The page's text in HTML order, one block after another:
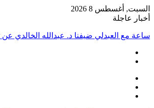
السبت, أغسطس 8 2026
أخبار عاجلة
ساعة مع العبدلي ضيفنا د. عبدالله الخالدي